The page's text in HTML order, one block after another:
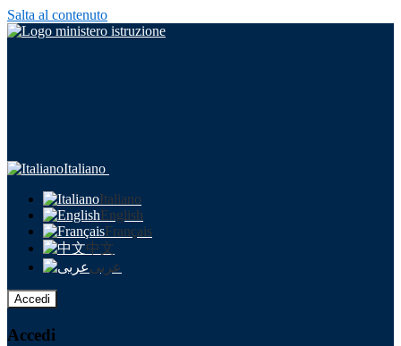
Salta al contenuto
Italiano
Italiano
English
Français
中文
عربى
Accedi
Accedi